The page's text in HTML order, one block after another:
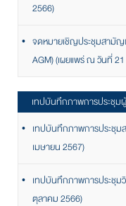
2566)
จดหมายเชิญประชุมสามั
AGM) (เผยแพร่ ณ วันที่
เทปบันทึกภาพการประชุม
เทปบันทึกภาพการประชุ
เมษายน 2567)
เทปบันทึกภาพการประชุ
ตุลาคม 2566)